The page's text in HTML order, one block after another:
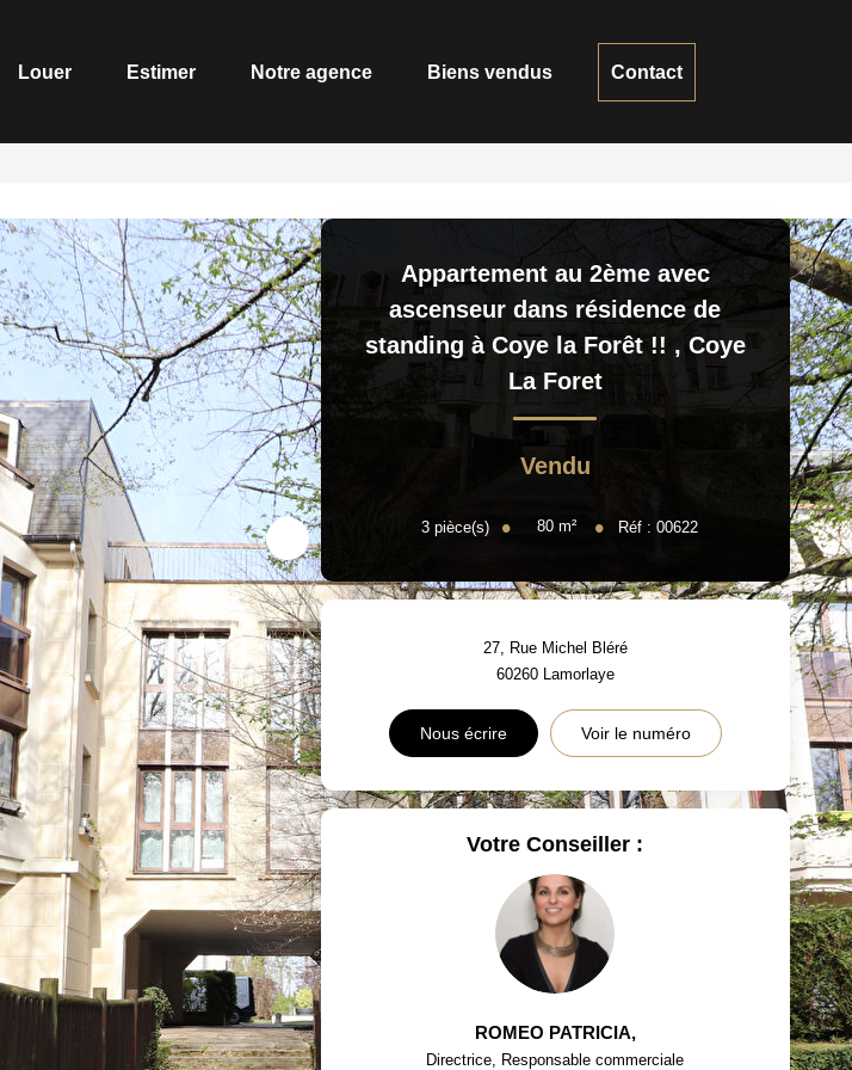
Estimer Notre agence Biens vendus Contact
Appartement au 2ème avec
ascenseur dans résidence de
standing à Coye la Forêt !! , Coye
La Foret
Vendu
3pièce(s) 80m² Réf :00622
27, Rue Michel Bléré
60260 Lamorlaye
Nous écrire Voir le numéro
Votre Conseiller :
ROMEO PATRICIA,
Directrice, Responsable commerciale